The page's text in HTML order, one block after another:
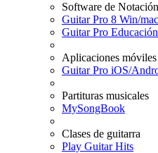
Software de
Guitar Pro 8 Win/
Guitar Pro Educación
Aplicaciones móviles
Guitar Pro iOS/
Partituras musicales
MySongBook
Clases de guitarra
Play Guitar Hits